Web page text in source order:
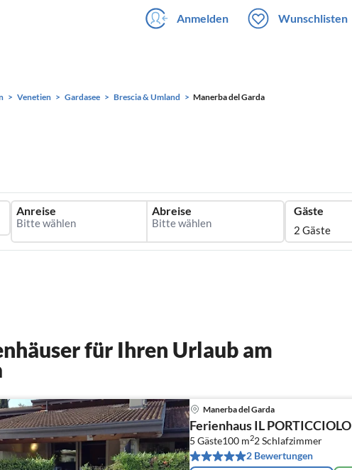
Anmelden Wunschlisten
Venetien Gardasee Brescia & Umland Manerba del Garda
Anreise Abreise Gäste
2 Gäste
für Ihren Urlaub am
Manerba del Garda
Ferienhaus IL PORTICCIOLO
5 Gäste100 m22Schlafzimmer
2 Bewertungen